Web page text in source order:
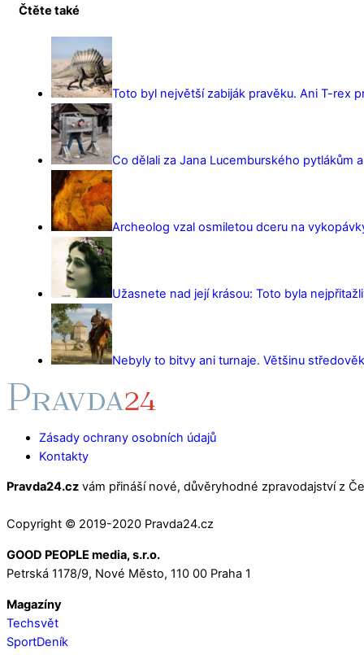
Čtěte také
Toto byl největší zabiják pravěku. Ani T-rex
Co dělali za Jana Lucemburského pytlákům
Archeolog vzal osmiletou dceru na
Užasnete nad její krásou: Toto byla
Nebyly to bitvy ani turnaje. Většinu
Zásady ochrany osobních údajů
Kontakty
Pravda24.cz vám přináší nové, důvěryhodné zpravodajství z
Copyright © 2019-2020 Pravda24.cz
GOOD PEOPLE media, s.r.o.
Petrská 1178/9, Nové Město, 110 00 Praha 1
Magazíny
Techsvět
SportDeník